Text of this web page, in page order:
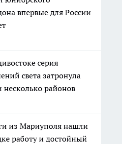
впервые для России
серия
света затронула
несколько районов
из Мариуполя нашли
работу и достойный